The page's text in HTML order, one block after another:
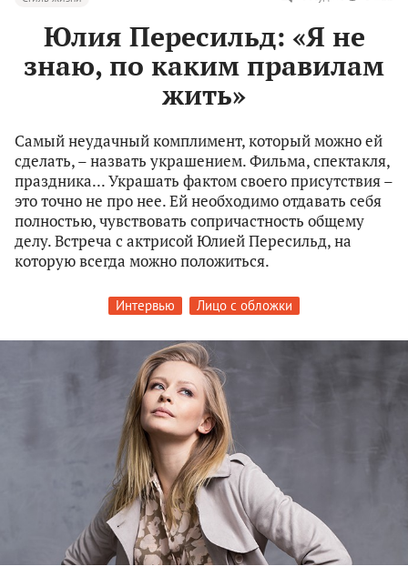
Юлия Пересильд: «Я не
знаю, по каким правилам
жить»
Самый неудачный комплимент, который можно ей
сделать, – назвать украшением. Фильма, спектакля,
праздника... Украшать фактом своего присутствия –
это точно не про нее. Ей необходимо отдавать себя
полностью, чувствовать сопричастность общему
делу. Встреча с актрисой Юлией Пересильд, на
которую всегда можно положиться.
Интервью Лицо с обложки